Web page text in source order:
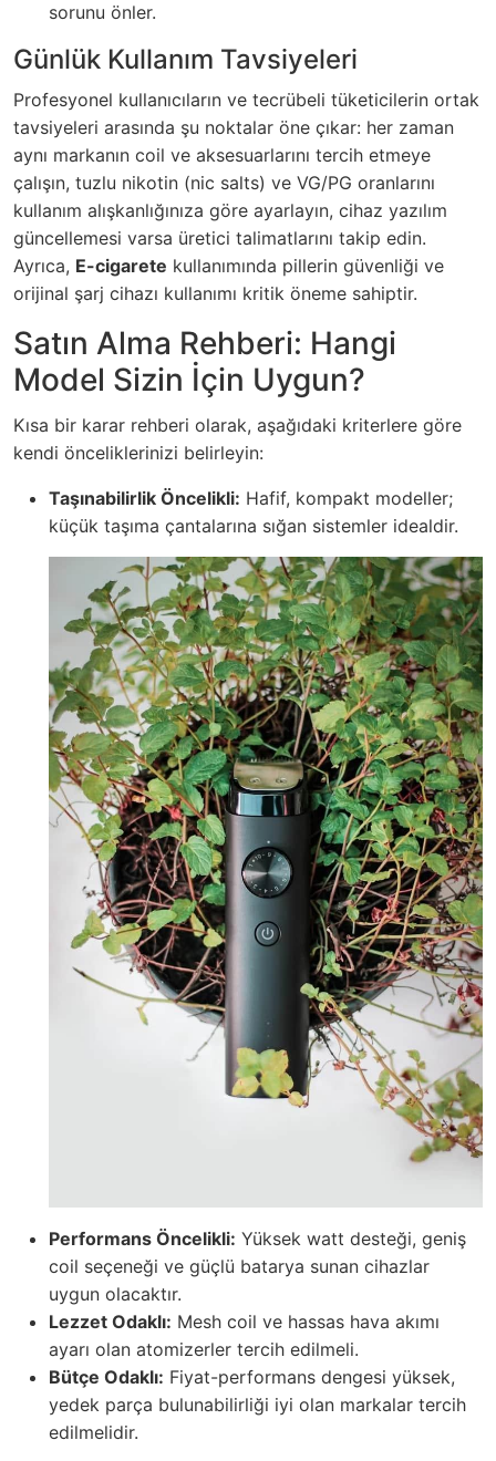
sorunu önler.
Günlük Kullanım Tavsiyeleri
Profesyonel kullanıcıların ve tecrübeli tüketicilerin ortak
tavsiyeleri arasında şu noktalar öne çıkar: her zaman
aynı markanın coil ve aksesuarlarını tercih etmeye
çalışın, tuzlu nikotin (nic salts) ve VG/PG oranlarını
kullanım alışkanlığınıza göre ayarlayın, cihaz yazılım
güncellemesi varsa üretici talimatlarını takip edin.
Ayrıca, E-cigarete kullanımında pillerin güvenliği ve
orijinal şarj cihazı kullanımı kritik öneme sahiptir.
Satın Alma Rehberi: Hangi
Model Sizin İçin Uygun?
Kısa bir karar rehberi olarak, aşağıdaki kriterlere göre
kendi önceliklerinizi belirleyin:
Taşınabilirlik Öncelikli: Hafif, kompakt modeller;
küçük taşıma çantalarına sığan sistemler idealdir.
Performans Öncelikli: Yüksek watt desteği, geniş
coil seçeneği ve güçlü batarya sunan cihazlar
uygun olacaktır.
Lezzet Odaklı: Mesh coil ve hassas hava akımı
ayarı olan atomizerler tercih edilmeli.
Bütçe Odaklı: Fiyat-performans dengesi yüksek,
yedek parça bulunabilirliği iyi olan markalar tercih
edilmelidir.